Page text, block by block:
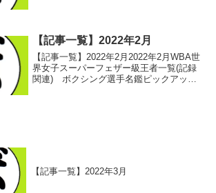
【記事一覧】2022年2月
【記事一覧】2022年2月2022年2月WBA世
界女子スーパーフェザー級王者一覧(記録
関連) ボクシング選手名鑑ピックアッ
【記事一覧】2022年3月